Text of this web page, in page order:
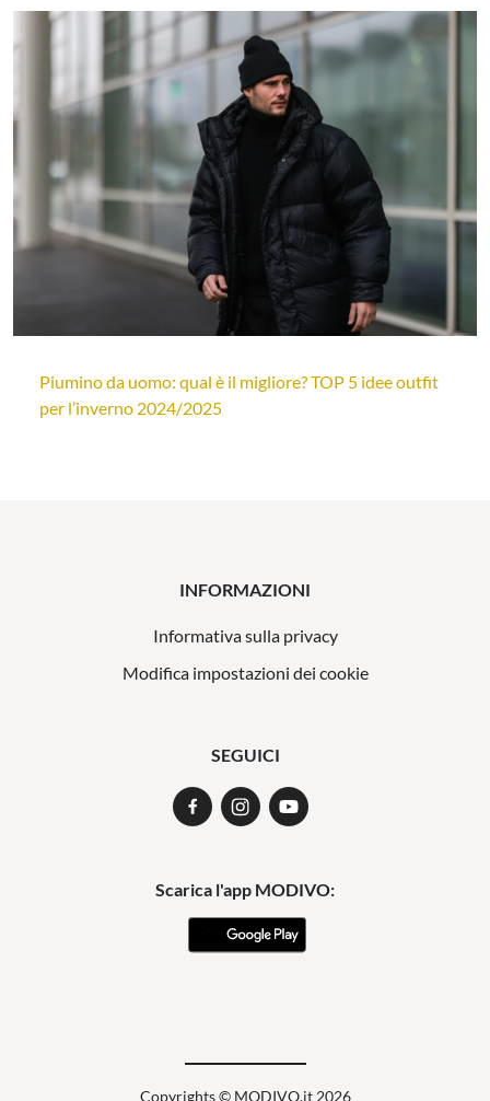
Piumino da uomo: qual è il migliore? TOP 5 idee outfit
per l’inverno 2024/2025
INFORMAZIONI
Informativa sulla privacy
Modifica impostazioni dei cookie
SEGUICI
Scarica l'app MODIVO:
Copyrights © MODIVO.it 2026